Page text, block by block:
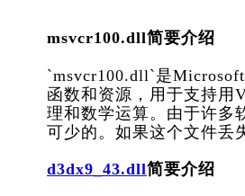
msvcr100.dll简要介绍
`msvcr100.dll`是
函数和资源，用于支持用
理和数学运算。由于许多
可少的。如果这个文件
d3dx9_43.dll简要介绍